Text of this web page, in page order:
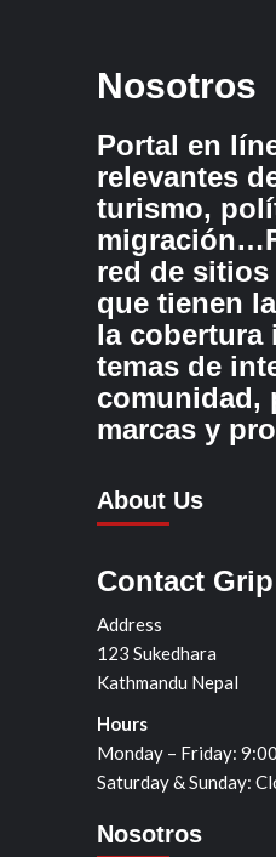
Nosotros
Portal en
relevantes
turismo,
red de
que tienen
la cobertura
temas de
comunidad,
marcas y
About Us
Contact Grip
Address
123 Sukedhara
Kathmandu Nepal
Hours
Monday – Friday:
Saturday & Sunday:
Nosotros